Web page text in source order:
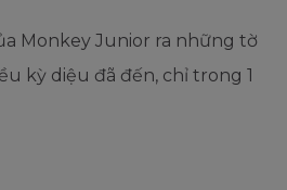
Monkey Junior ra những tờ
kỳ diệu đã đến, chỉ trong 1